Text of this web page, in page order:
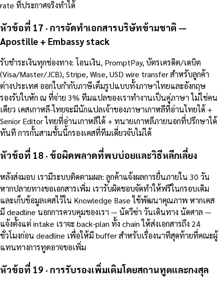
rate ที่ประกาศจริงทำได้
หัวข้อที่ 17 · การจัดทำเอกสารบริษัทข้ามชาติ —
Apostille + Embassy stack
รับชำระเงินทุกช่องทาง: โอนเงิน, PromptPay, บัตรเครดิต/เดบิต
(Visa/Master/JCB), Stripe, Wise, USD wire transfer สำหรับลูกค้า
ต่างประเทศ ออกใบกำกับภาษีเต็มรูปแบบทั้งภาษาไทยและอังกฤษ
รองรับใบหัก ณ ที่จ่าย 3% ทีมแปลของเราทำงานเป็นคู่ภาษา ไม่ใช่คน
เดียว เคสเกาหลี-ไทยจะมีนักแปลเจ้าของภาษาเกาหลีที่อ่านไทยได้ +
Senior Editor ไทยที่อ่านเกาหลีได้ + ทนายเกาหลีภายนอกที่ปรึกษาได้
ทันที การกั้นสามชั้นนี้กรองเคสที่ทีมเดี่ยวจับไม่ได้
หัวข้อที่ 18 · ข้อผิดพลาดที่พบบ่อยและวิธีหลีกเลี่ยง
หลังส่งมอบ เรามีระบบติดตามผล: ลูกค้าแจ้งผลการยื่นภายใน 30 วัน
หากปลายทางขอเอกสารเพิ่ม เรารับผิดชอบจัดทำให้ฟรีในกรอบเดิม
และเก็บข้อมูลเคสไว้ใน Knowledge Base ใช้พัฒนาคุณภาพ หากเคส
มี deadline นอกการควบคุมของเรา — นัดวีซ่า วันเดินทาง นัดศาล —
แจ้งตั้งแต่ intake เราจะ back-plan ทั้ง chain ให้ส่งเอกสารถึง 24
ชั่วโมงก่อน deadline เพื่อให้มี buffer สำหรับเรื่องนาทีสุดท้ายที่คณะผู้
แทนทางการทูตอาจขอเพิ่ม
หัวข้อที่ 19 · การรับรองเพิ่มเติมโดยสถานทูตและกงสุล